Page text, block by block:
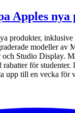
Apples
produkter,
modeller av
Studio Display.
för studenter.
upp till en vecka för